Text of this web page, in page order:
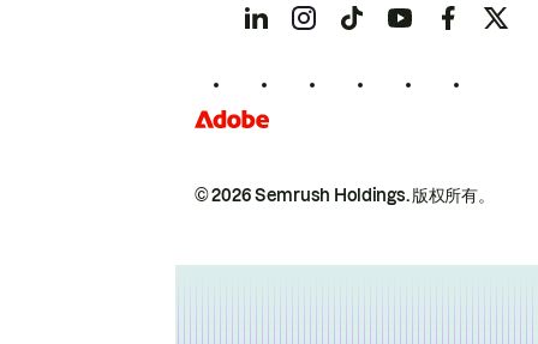
© 2026 Semrush Holdings.版权所有。